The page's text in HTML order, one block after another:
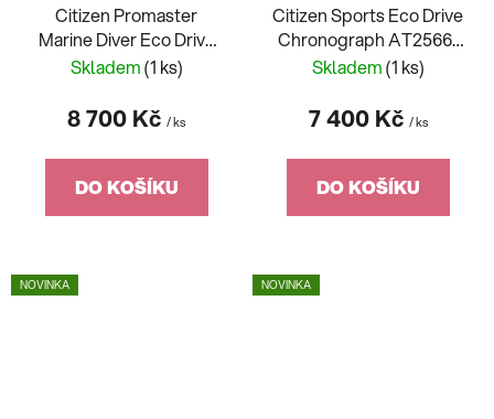
Citizen Promaster
Marine Diver Eco Drive
Limited Edition BN0167-
Skladem(1 ks)
8 700 Kč / ks
DO KOŠÍKU
Citizen Sports Eco Drive
Chronograph AT2566-
88E
Skladem(1 ks)
7 400 Kč / ks
DO KOŠÍKU
NOVINKA NOVINKA